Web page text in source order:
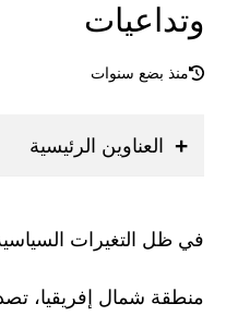
وتداعيات
منذ بضع سنوات
العناوين الرئيسية
في ظل التغيرات
منطقة شمال إفريقيا،